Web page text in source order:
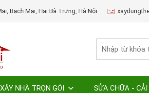
Bạch Mai, Hai Bà Trưng, Hà Nội
XÂY NHÀ TRỌN GÓI SỬA CHỮA -